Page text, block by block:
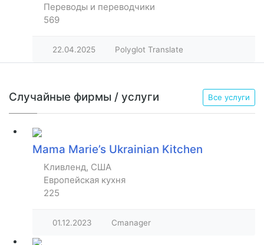
Переводы и переводчики
569
22.04.2025 Polyglot Translate
Случайные фирмы / услуги Все услуги
Mama Marie’s Ukrainian Kitchen
Кливленд, США
Европейская кухня
225
01.12.2023 Cmanager